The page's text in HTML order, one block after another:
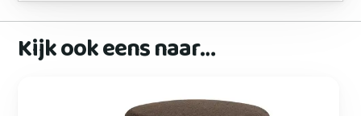
Kijk ook eens naar…